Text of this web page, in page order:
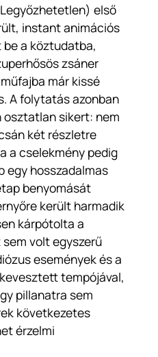
első
instant animációs
a köztudatba,
zsáner
már kissé
A folytatás azonban
sikert: nem
két részletre
a cselekmény pedig
egy hosszadalmas
benyomását
került harmadik
kárpótolta a
volt egyszerű
események és a
tempójával,
pillanatra sem
következetes
érzelmi